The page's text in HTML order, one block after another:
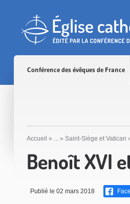
Conférence des évêques de France
Accueil » ... » Saint-Siège et Vatican
Benoît XVI
Publié le 02 mars 2018